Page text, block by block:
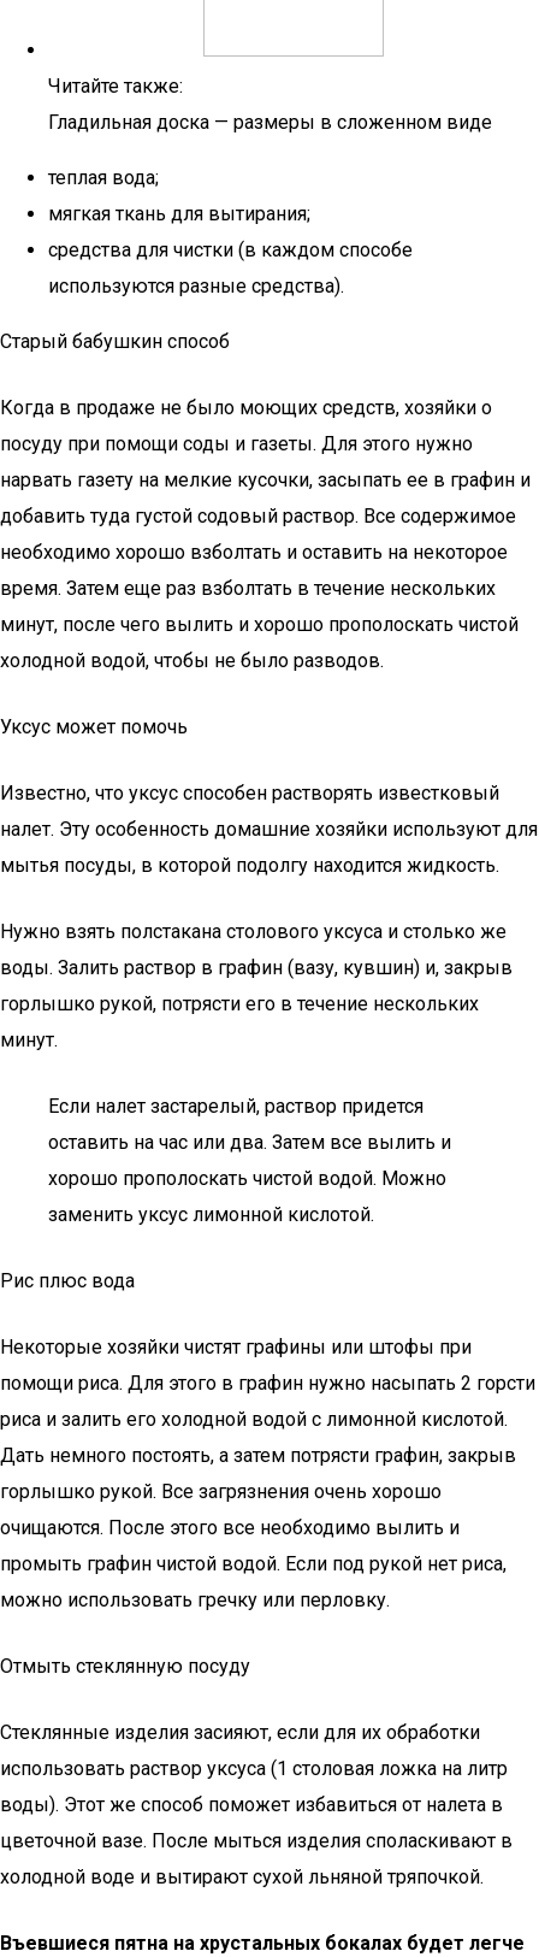
Читайте также:
Гладильная доска — размеры в сложенном виде
теплая вода;
мягкая ткань для вытирания;
средства для чистки (в каждом способе
используются разные средства).
Старый бабушкин способ
Когда в продаже не было моющих средств, хозяйки о
посуду при помощи соды и газеты. Для этого нужно
нарвать газету на мелкие кусочки, засыпать ее в графин и
добавить туда густой содовый раствор. Все содержимое
необходимо хорошо взболтать и оставить на некоторое
время. Затем еще раз взболтать в течение нескольких
минут, после чего вылить и хорошо прополоскать чистой
холодной водой, чтобы не было разводов.
Уксус может помочь
Известно, что уксус способен растворять известковый
налет. Эту особенность домашние хозяйки используют для
мытья посуды, в которой подолгу находится жидкость.
Нужно взять полстакана столового уксуса и столько же
воды. Залить раствор в графин (вазу, кувшин) и, закрыв
горлышко рукой, потрясти его в течение нескольких
минут.
Если налет застарелый, раствор придется
оставить на час или два. Затем все вылить и
хорошо прополоскать чистой водой. Можно
заменить уксус лимонной кислотой.
Рис плюс вода
Некоторые хозяйки чистят графины или штофы при
помощи риса. Для этого в графин нужно насыпать 2 горсти
риса и залить его холодной водой с лимонной кислотой.
Дать немного постоять, а затем потрясти графин, закрыв
горлышко рукой. Все загрязнения очень хорошо
очищаются. После этого все необходимо вылить и
промыть графин чистой водой. Если под рукой нет риса,
можно использовать гречку или перловку.
Отмыть стеклянную посуду
Стеклянные изделия засияют, если для их обработки
использовать раствор уксуса (1 столовая ложка на литр
воды). Этот же способ поможет избавиться от налета в
цветочной вазе. После мыться изделия споласкивают в
холодной воде и вытирают сухой льняной тряпочкой.
Въевшиеся пятна на хрустальных бокалах будет легче